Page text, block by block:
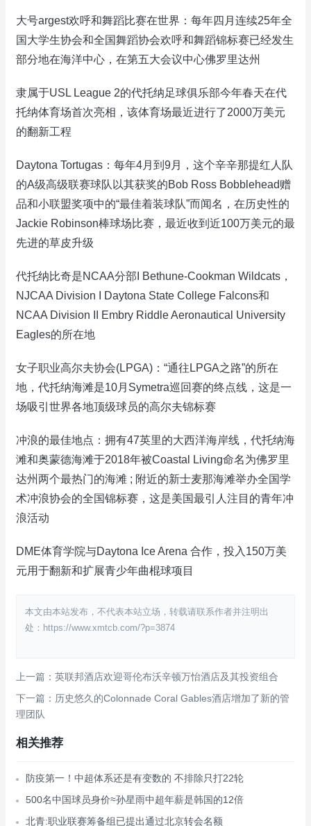
大号argest欢呼和舞蹈比赛在世界：每年四月连续25年全
国大学生协会和全国舞蹈协会欢呼和舞蹈锦标赛已经发生
部分地在海洋中心，在第五大会议中心佛罗里达州
隶属于USL League 2的代托纳足球俱乐部今年春天在代
托纳体育场首次亮相，该体育场最近进行了2000万美元
的翻新工程
Daytona Tortugas：每年4月到9月，这个辛辛那提红人队
的A级高级联赛球队以其获奖的Bob Ross Bobblehead赠
品和小联盟奖项中的“最佳着装球队”而闻名，在历史性的
Jackie Robinson棒球场比赛，最近收到近100万美元的最
先进的草皮升级
代托纳比奇是NCAA分部I Bethune-Cookman Wildcats，
NJCAA Division I Daytona State College Falcons和
NCAA Division II Embry Riddle Aeronautical University
Eagles的所在地
女子职业高尔夫协会(LPGA)：“通往LPGA之路”的所在
地，代托纳海滩是10月Symetra巡回赛的终点线，这是一
场吸引世界各地顶级球员的高尔夫锦标赛
冲浪的最佳地点：拥有47英里的大西洋海岸线，代托纳海
滩和奥蒙德海滩于2018年被Coastal Living命名为佛罗里
达州两个最热门的海滩 ; 附近的新士麦那海滩举办全国学
术冲浪协会的全国锦标赛，这是美国最引人注目的青年冲
浪活动
DME体育学院与Daytona Ice Arena 合作，投入150万美
元用于翻新和扩展青少年曲棍球项目
本文由本站发布，不代表本站立场，转载请联系作者并注明出
处：https://www.xmtcb.com/?p=3874
上一篇：英联邦酒店欢迎哥伦布沃辛顿万怡酒店及其投资组合
下一篇：历史悠久的Colonnade Coral Gables酒店增加了新的管
理团队
相关推荐
防疫第一！中超体系还是有变数的 不排除只打22轮
500名中国球员身价≈孙星雨中超年薪是韩国的12倍
北青:职业联赛筹备组已提出通过北京转会名额